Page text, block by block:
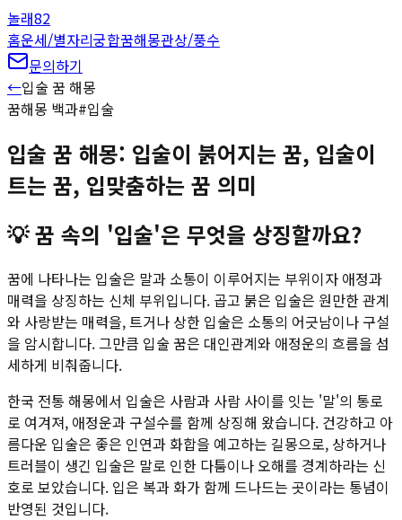
놀래82
홈운세/별자리궁합꿈해몽관상/풍수
문의하기
←입술꿈 해몽
꿈해몽 백과#입술
입술 꿈 해몽: 입술이 붉어지는 꿈, 입술이
트는 꿈, 입맞춤하는 꿈 의미
💡꿈 속의 '입술'은 무엇을 상징할까요?
꿈에 나타나는 입술은 말과 소통이 이루어지는 부위이자 애정과
매력을 상징하는 신체 부위입니다. 곱고 붉은 입술은 원만한 관계
와 사랑받는 매력을, 트거나 상한 입술은 소통의 어긋남이나 구설
을 암시합니다. 그만큼 입술 꿈은 대인관계와 애정운의 흐름을 섬
세하게 비춰줍니다.
한국 전통 해몽에서 입술은 사람과 사람 사이를 잇는 '말'의 통로
로 여겨져, 애정운과 구설수를 함께 상징해 왔습니다. 건강하고 아
름다운 입술은 좋은 인연과 화합을 예고하는 길몽으로, 상하거나
트러블이 생긴 입술은 말로 인한 다툼이나 오해를 경계하라는 신
호로 보았습니다. 입은 복과 화가 함께 드나드는 곳이라는 통념이
반영된 것입니다.